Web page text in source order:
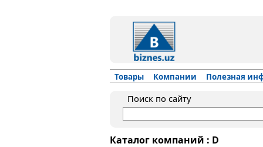
Товары Компании Полезная
Поиск по сайту
Каталог компаний : D